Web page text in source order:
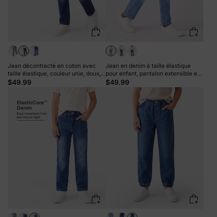
Jean décontracté en coton avec
taille élastique, couleur unie, doux,
extensible et confortable, avec
$49.99
Jean en denim à taille élastique
pour enfant, pantalon extensible et
confortable avec poches, bleu clair
$49.99